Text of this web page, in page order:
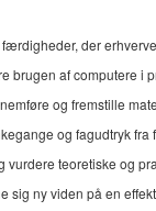
der
brugen af computere i
og fremstille
og fagudtryk
vurdere teoretiske og
sig ny viden på en